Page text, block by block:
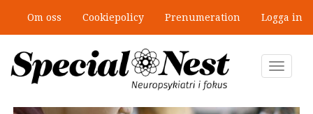
huvudinnehåll
Om oss Cookiepolicy Prenumeration Logga in
Toggle
Ny antologi om fördelar och
fallgropar med särskilda
undervisningsgrupper